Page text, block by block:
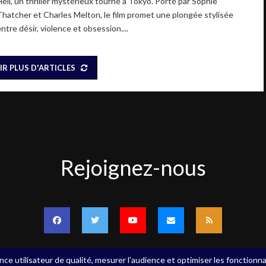
et Charles Melton, le film promet une plongée stylisée
désir, violence et obsession....
PLUS D'ARTICLES
nous
Rejoignez-nous
utilisateur de qualité, mesurer l’audience et optimiser les